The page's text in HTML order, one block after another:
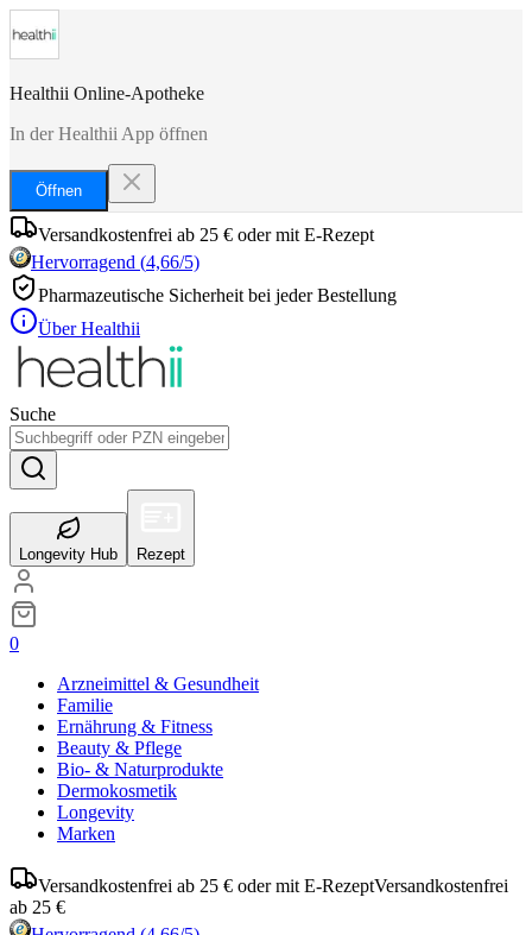
Healthii Online-Apotheke
In der Healthii App öffnen
Öffnen
Versandkostenfrei ab 25 € oder mit E-Rezept
Hervorragend (4,66/5)
Pharmazeutische Sicherheit bei jeder Bestellung
Über Healthii
Suche
Longevity Hub Rezept
0
Arzneimittel & Gesundheit
Familie
Ernährung & Fitness
Beauty & Pflege
Bio- & Naturprodukte
Dermokosmetik
Longevity
Marken
Versandkostenfrei ab 25 € oder mit E-RezeptVersandkostenfrei
ab 25 €